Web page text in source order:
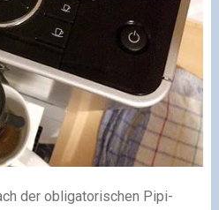
der obligatorischen Pipi-